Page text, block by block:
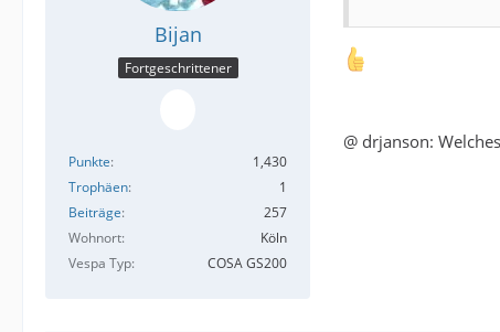
Bijan
Fortgeschrittener
Punkte
1,430
Trophäen
1
Beiträge
257
Wohnort
Köln
Vespa Typ
COSA GS200
@ drjanson: